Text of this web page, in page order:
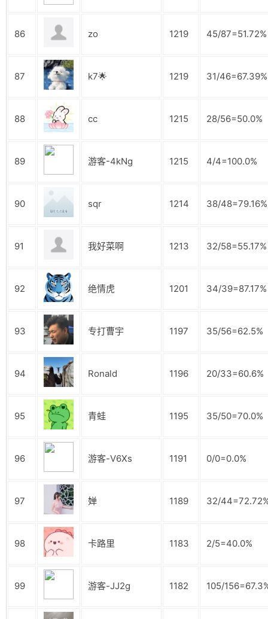
86 zo 1219 45/87=51.72%
87 k7🌟 1219 31/46=67.39%
88 cc 1215 28/56=50.0%
89 游客-4kNg 1215 4/4=100.0%
90 sqr 1214 38/48=79.16%
91 我好菜啊 1213 32/58=55.17%
92 绝情虎 1201 34/39=87.17%
93 专打曹宇 1197 35/56=62.5%
94 Ronald 1196 20/33=60.6%
95 青蛙 1195 35/50=70.0%
96 游客-V6Xs 1191 0/0=0.0%
97 婵 1189 32/
98 卡路里 1183 2/5=40.0%
99 游客-JJ2g 1182 105/